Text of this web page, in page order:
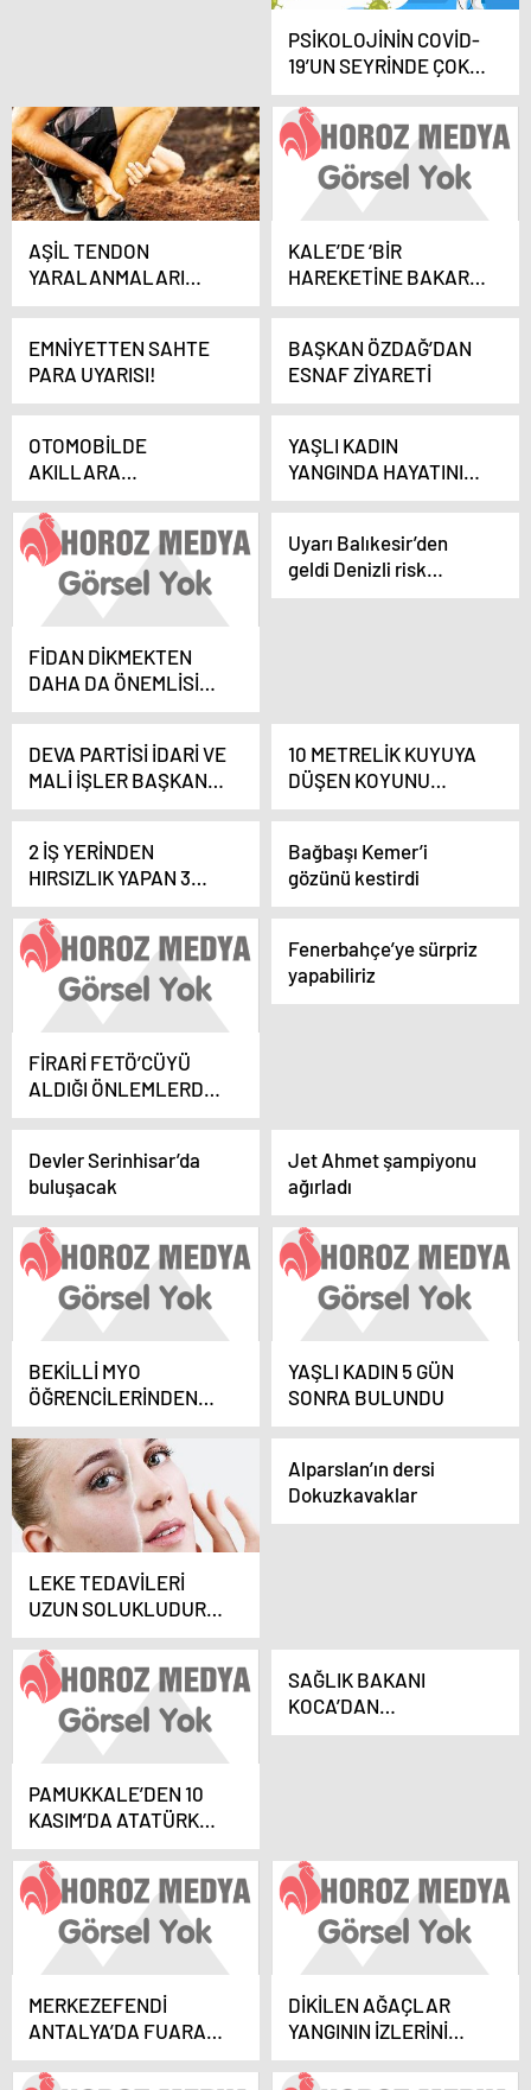
PSİKOLOJİNİN COVİD-
19’UN SEYRİNDE ÇOK
BÜYÜK BİR ETKİSİ VAR
AŞİL TENDON
YARALANMALARI
ONLARDA SIK
KALE’DE ‘BİR
HAREKETİNE BAKAR
HAYAT’ TRAFİK
EMNİYETTEN SAHTE
PARA UYARISI!
BAŞKAN ÖZDAĞ’DAN
ESNAF ZİYARETİ
OTOMOBİLDE
AKILLARA
DURGUNLUK VEREN
PATLAMA
YAŞLI KADIN
YANGINDA HAYATINI
KAYBETTİ
FİDAN DİKMEKTEN
DAHA DA ÖNEMLİSİ
ORMANA BAKMAKTIR
Uyarı Balıkesir’den
geldi Denizli risk
altında!
DEVA PARTİSİ İDARİ VE
MALİ İŞLER BAŞKANI
UÇAK DENİZLİ’YE
10 METRELİK KUYUYA
DÜŞEN KOYUNU
İTFAİYE ERLERİ
2 İŞ YERİNDEN
HIRSIZLIK YAPAN 3
ŞÜPHELİ SERBEST
KALDI
Bağbaşı Kemer’i
gözünü kestirdi
FİRARİ FETÖ’CÜYÜ
ALDIĞI ÖNLEMLERDE
GİZLEYEMEDİ
Fenerbahçe’ye sürpriz
yapabiliriz
Devler Serinhisar’da
buluşacak
Jet Ahmet şampiyonu
ağırladı
BEKİLLİ MYO
ÖĞRENCİLERİNDEN
LÖSEV’E DESTEK
YAŞLI KADIN 5 GÜN
SONRA BULUNDU
LEKE TEDAVİLERİ
UZUN SOLUKLUDUR
VE SABIR GEREKTİRİR
Alparslan’ın dersi
Dokuzkavaklar
PAMUKKALE’DEN 10
KASIM’DA ATATÜRK
ANISINA SERGİ
SAĞLIK BAKANI
KOCA’DAN
BAŞHEKİMLERE
MERKEZEFENDİ
ANTALYA’DA FUARA
KATILDI
DİKİLEN AĞAÇLAR
YANGININ İZLERİNİ
SİLECEK